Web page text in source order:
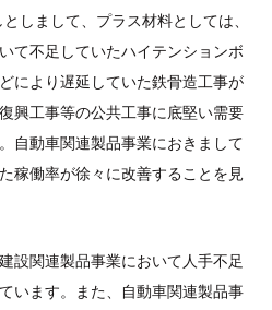
しまして、プラス材料としては、
て不足していたハイテンションボ
により遅延していた鉄骨造工事が
興工事等の公共工事に底堅い需要
自動車関連製品事業におきまして
稼働率が徐々に改善することを見
設関連製品事業において人手不足
います。また、自動車関連製品事